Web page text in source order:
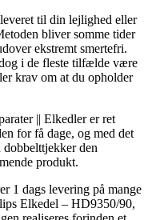
til din lejlighed eller
bliver somme tider
ekstremt smertefri.
i de fleste tilfælde være
krav om at du opholder
|| Elkedler er ret
for få dage, og med det
dobbelttjekker den
produkt.
1 dags levering på mange
Elkedel – HD9350/90,